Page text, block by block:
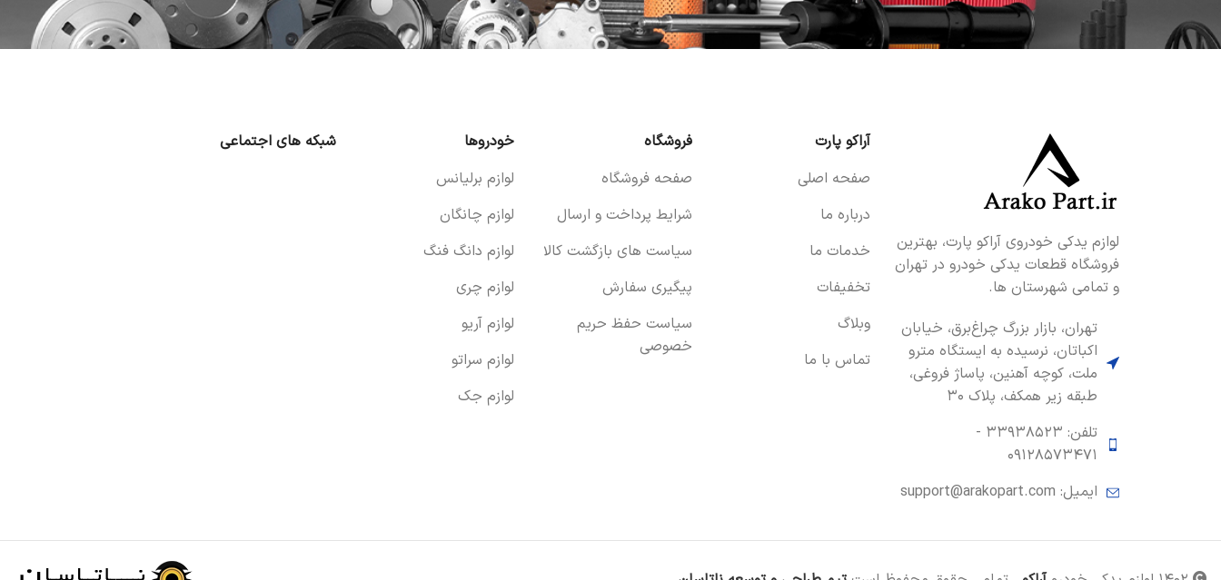
لوازم یدکی خودروی آراکو پارت، بهترین
فروشگاه قطعات یدکی خودرو در تهران
و تمامی شهرستان ها.
تهران، بازار بزرگ چراغ‌برق، خیابان
اکباتان، نرسیده به ایستگاه مترو
ملت، کوچه آهنین، پاساژ فروغی،
طبقه زیر همکف، پلاک ۳۰
تلفن: ۳۳۹۳۸۵۲۳ -
۰۹۱۲۸۵۷۳۴۷۱
ایمیل: support@arakopart.com
آراکو پارت
صفحه اصلی
درباره ما
خدمات ما
تخفیفات
وبلاگ
تماس با ما
فروشگاه
صفحه فروشگاه
شرایط پرداخت و ارسال
سیاست های بازگشت کالا
پیگیری سفارش
سیاست حفظ حریم
خصوصی
خودروها
لوازم برلیانس
لوازم چانگان
لوازم دانگ فنگ
لوازم چری
لوازم آریو
لوازم سراتو
لوازم جک
شبکه های اجتماعی